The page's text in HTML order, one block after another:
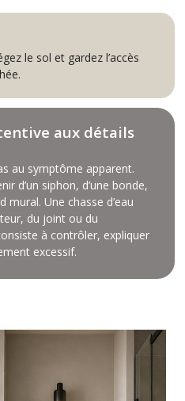
le sol et gardez l’accès
aux détails
au symptôme apparent.
d’un siphon, d’une bonde,
mural. Une chasse d’eau
du joint ou du
à contrôler, expliquer
excessif.